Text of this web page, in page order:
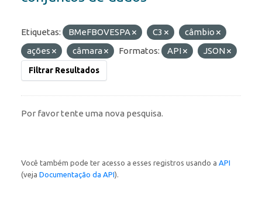
Etiquetas: BMeFBOVESPA C3
câmbio
ações
câmara Formatos: API JSON
Filtrar Resultados
Por favor tente uma nova pesquisa.
Você também pode ter acesso a esses registros usando a API
(veja Documentação da API).